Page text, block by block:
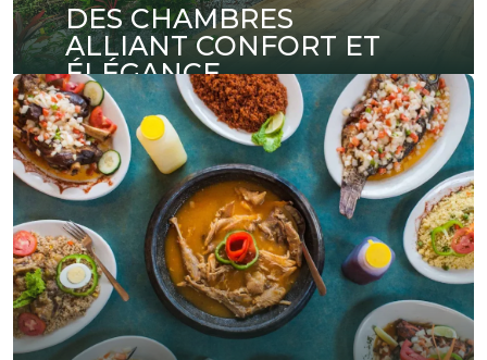
DES CHAMBRES
ALLIANT CONFORT ET
ÉLÉGANCE
Découvrez nos chambres au design soigné,
offrant un confort absolu pour votre séjour.